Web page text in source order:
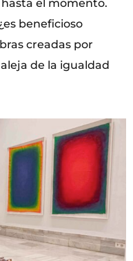
el momento.
beneficioso
creadas por
de la igualdad